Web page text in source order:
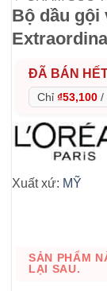
Bộ dầu gội
ĐÃ BÁN
Chỉ ₫53,100 /
Xuất xứ: MỸ
SẢN PHẨM
LẠI SAU.